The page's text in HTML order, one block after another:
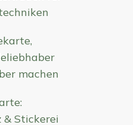
machen
Stickerei